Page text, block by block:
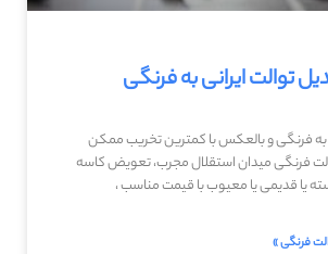
توالت ایرانی به فرنگی
به فرنگی و بالعکس با کمترین تخریب ممکن
فرنگی میدان استقلال مجرب، تعویض کاسه
یا قدیمی یا معیوب با قیمت مناسب ،
فرنگی »